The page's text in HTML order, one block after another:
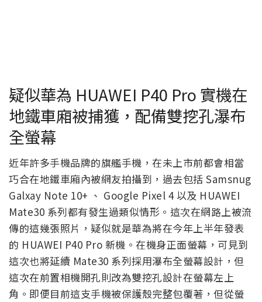
疑似華為 HUAWEI P40 Pro 實機在
地鐵車廂被捕獲，配備雙挖孔瀑布
全螢幕
近年許多手機品牌的旗艦手機，在未上市前都會相當
巧合在地鐵車廂內被網友拍攝到，過去包括 Samsnug
Galxay Note 10+ 、 Google Pixel 4 以及 HUAWEI
Mate30 系列都有發生過類似情形。這次在網路上被流
傳的這幾張照片，疑似就是華為將在今年上半年發表
的 HUAWEI P40 Pro 新機。在機身正面螢幕，可見到
這次也將延續 Mate30 系列採用瀑布全螢幕設計，但
這次在前置相機開孔則改為雙挖孔設計在螢幕左上
角。即便目前這支手機被保護殼完整包覆著，但從螢